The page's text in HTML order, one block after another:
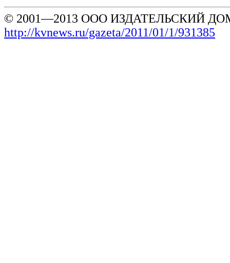
© 2001—2013 ООО ИЗДАТЕЛЬСКИЙ
http://kvnews.ru/gazeta/2011/01/1/931385